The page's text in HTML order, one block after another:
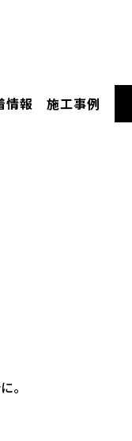
情報 施工事例
。